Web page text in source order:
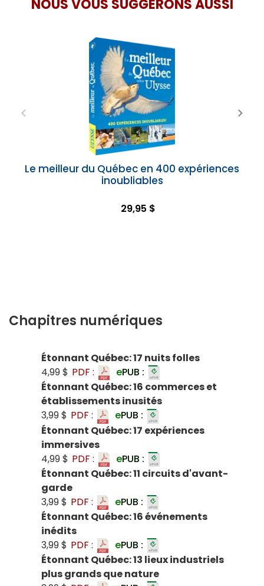
NOUS VOUS SUGGÉRONS AUSSI
Le meilleur du Québec en 400 expériences
inoubliables
29,95 $
Chapitres numériques
Étonnant Québec: 17 nuits folles
4,99 $ PDF : ePUB :
Étonnant Québec: 16 commerces et
établissements inusités
3,99 $ PDF : ePUB :
Étonnant Québec: 17 expériences
immersives
4,99 $ PDF : ePUB :
Étonnant Québec: 11 circuits d'avant-
garde
3,99 $ PDF : ePUB :
Étonnant Québec: 16 événements
inédits
3,99 $ PDF : ePUB :
Étonnant Québec: 13 lieux industriels
plus grands que nature